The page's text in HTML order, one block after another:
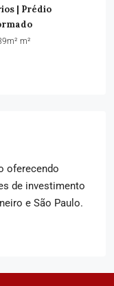
| Prédio
m²
oferecendo
de investimento
e São Paulo.